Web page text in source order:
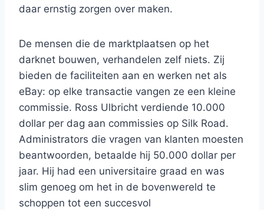
daar ernstig zorgen over maken.
De mensen die de marktplaatsen op het
darknet bouwen, verhandelen zelf niets. Zij
bieden de faciliteiten aan en werken net als
eBay: op elke transactie vangen ze een kleine
commissie. Ross Ulbricht verdiende 10.000
dollar per dag aan commissies op Silk Road.
Administrators die vragen van klanten moesten
beantwoorden, betaalde hij 50.000 dollar per
jaar. Hij had een universitaire graad en was
slim genoeg om het in de bovenwereld te
schoppen tot een succesvol